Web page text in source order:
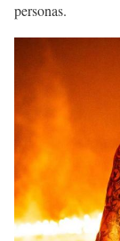
personas.